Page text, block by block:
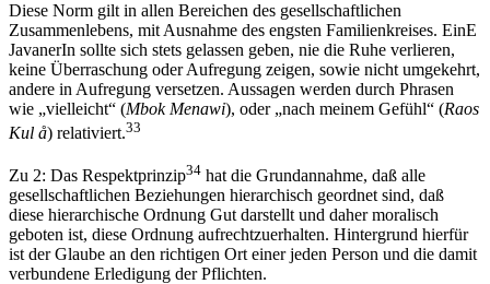
Diese Norm gilt in allen Bereichen des gesellschaftlichen
Zusammenlebens, mit Ausnahme des engsten Familienkreises. EinE
JavanerIn sollte sich stets gelassen geben, nie die Ruhe verlieren,
keine Überraschung oder Aufregung zeigen, sowie nicht umgekehrt,
andere in Aufregung versetzen. Aussagen werden durch Phrasen
wie „vielleicht“ (Mbok Menawi), oder „nach meinem Gefühl“ (Raos
Kul å) relativiert.33
Zu 2: Das Respektprinzip34 hat die Grundannahme, daß alle
gesellschaftlichen Beziehungen hierarchisch geordnet sind, daß
diese hierarchische Ordnung Gut darstellt und daher moralisch
geboten ist, diese Ordnung aufrechtzuerhalten. Hintergrund hierfür
ist der Glaube an den richtigen Ort einer jeden Person und die damit
verbundene Erledigung der Pflichten.